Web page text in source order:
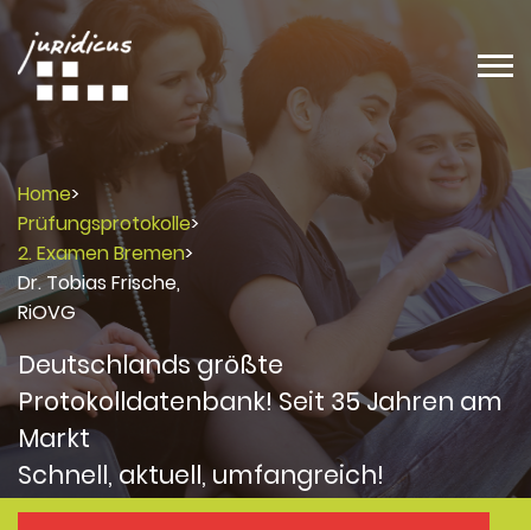
Home>
Prüfungsprotokolle>
2. Examen Bremen>
Dr. Tobias Frische,
RiOVG
Deutschlands größte
Protokolldatenbank! Seit 35 Jahren am
Markt
Schnell, aktuell, umfangreich!